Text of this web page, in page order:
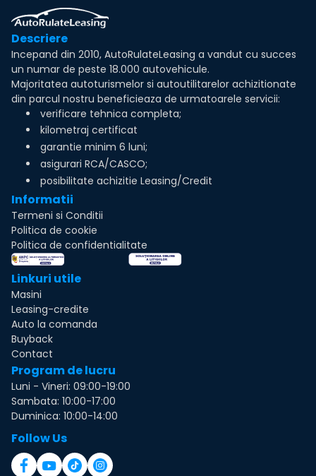
Descriere
Incepand din 2010, AutoRulateLeasing a vandut cu succes
un numar de peste 18.000 autovehicule.
Majoritatea autoturismelor si autoutilitarelor achizitionate
din parcul nostru beneficieaza de urmatoarele servicii:
verificare tehnica completa;
kilometraj certificat
garantie minim 6 luni;
asigurari RCA/CASCO;
posibilitate achizitie Leasing/Credit
Informatii
Termeni si Conditii
Politica de cookie
Politica de confidentialitate
Linkuri utile
Masini
Leasing-credite
Auto la comanda
Buyback
Contact
Program de lucru
Luni - Vineri: 09:00-19:00
Sambata: 10:00-17:00
Duminica: 10:00-14:00
Follow Us